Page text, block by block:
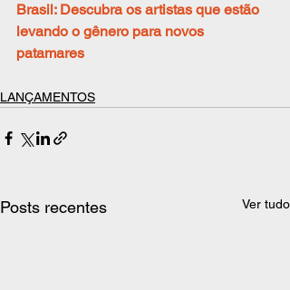
Brasil: Descubra os artistas que estão
levando o gênero para novos
patamares
LANÇAMENTOS
Posts recentes Ver tudo